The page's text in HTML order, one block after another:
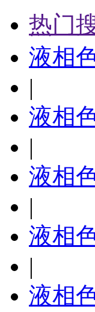
热门
液相
|
液相
|
液相
|
液相
|
液相